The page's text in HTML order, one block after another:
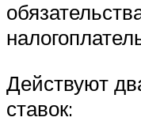
Действуют
ставок: